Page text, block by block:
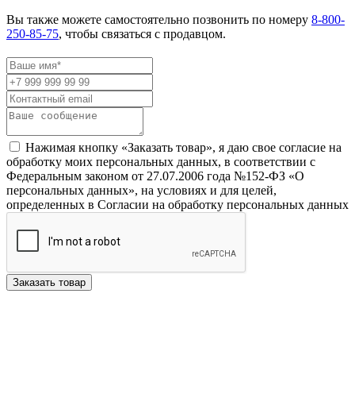
Вы также можете самостоятельно позвонить по номеру 8-800-
250-85-75, чтобы связаться с продавцом.
Нажимая кнопку «Заказать товар», я даю свое согласие на
обработку моих персональных данных, в соответствии с
Федеральным законом от 27.07.2006 года №152-ФЗ «О
персональных данных», на условиях и для целей,
определенных в Согласии на обработку персональных данных
Заказать товар